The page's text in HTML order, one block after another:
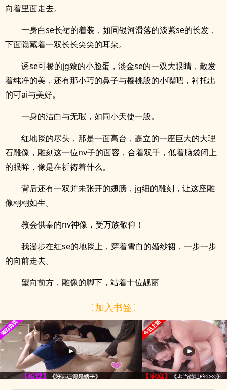
向着里面走去。
一身白se长裙的着装，如同银河滑落的淡紫se的长发，
下面隐藏着一双长长尖尖的耳朵。
诱se可餐的jg致的小脸蛋，淡金se的一双大眼睛，散发
着纯净的美，还有那小巧的鼻子与樱桃般的小嘴吧，衬托出
的可ai与美好。
一身的洁白与无瑕，如同小天使一般。
红地毯的尽头，那是一面高台，矗立的一座巨大的大理
石雕像，雕刻这一位nv子的面容，合着双手，低着脑袋闭上
的眼眸，像是在祈祷着什么。
背后还有一双并未张开的翅膀，jg细的雕刻，让这座雕
像栩栩如生。
教会供奉的nv神像，受万族敬仰！
我漫步在红se的地毯上，穿着雪白的婚纱裙，一步一步
的向前走去。
望向前方，雕像的脚下，站着十位靓丽
〔加入书签〕